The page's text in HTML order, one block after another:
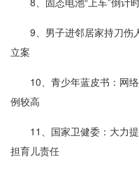
9、男子进邻居家持刀伤
立案
10、青少年蓝皮书：网
例较高
11、国家卫健委：大力
担育儿责任